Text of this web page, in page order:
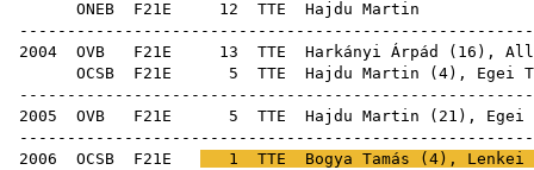
ONEB F21E 12 TTE
2004 OVB F21E 13 TTE Harkányi Árpád ( 16 ),
OCSB F21E 5 TTE Hajdu Martin ( 4), Egei
2005 OVB F21E 5 TTE Hajdu Martin ( 21 ), Egei
2006 OCSB F21E 1 TTE Bogya Tamás ( 4), Lenkei